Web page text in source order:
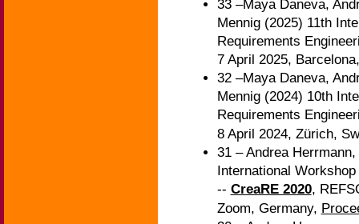
33 –Maya Daneva,
Mennig (2025) 11th
Requirements
7 April 2025,
32 –Maya Daneva,
Mennig (2024) 10th
Requirements
8 April 2024, Zürich,
31 – Andrea
International
-- CreaRE 2020,
Zoom, Germany,